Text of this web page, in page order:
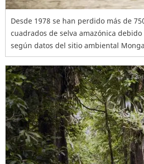
Desde 1978 se han perdido más de
cuadrados de selva amazónica
según datos del sitio ambiental